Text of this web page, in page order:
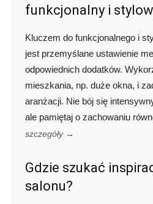
funkcjonalny i
Kluczem do funkcjonalnego i
jest przemyślane ustawienie
odpowiednich dodatków.
mieszkania, np. duże okna, i
aranżacji. Nie bój się
ale pamiętaj o zachowaniu
szczegóły →
Gdzie szukać
salonu?